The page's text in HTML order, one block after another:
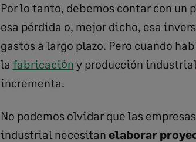
Por lo tanto, debemos contar con un
esa pérdida o, mejor dicho, esa
gastos a largo plazo. Pero cuando
la fabricación y producción
incrementa.
No podemos olvidar que las
industrial necesitan elaborar